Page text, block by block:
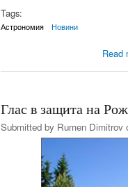
Tags:
Астрономия Новини
Read
Глас в защита на
Submitted by Rumen Dimitrov